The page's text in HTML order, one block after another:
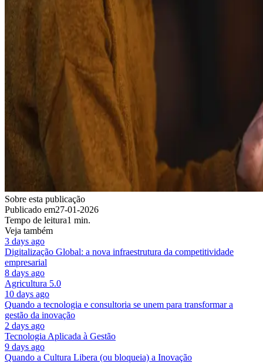
Sobre esta publicação
Publicado em27-01-2026
Tempo de leitura1 min.
Veja também
3 days ago
Digitalização Global: a nova infraestrutura da competitividade
empresarial
8 days ago
Agricultura 5.0
10 days ago
Quando a tecnologia e consultoria se unem para transformar a
gestão da inovação
2 days ago
Tecnologia Aplicada à Gestão
9 days ago
Quando a Cultura Libera (ou bloqueia) a Inovação